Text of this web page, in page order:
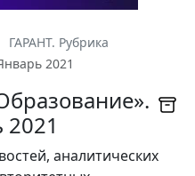
ГАРАНТ. Рубрика
2021
2021
аналитических